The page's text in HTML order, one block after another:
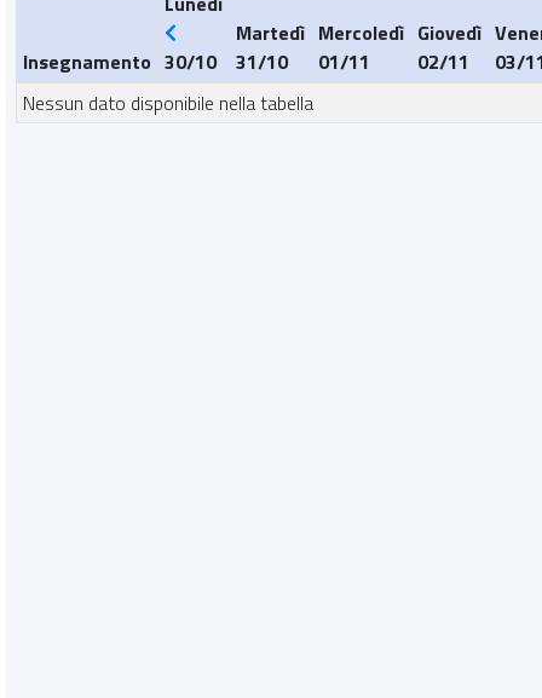
Insegnamento 30/10
Martedì
31/10
Mercoledì
01/11
Giovedì
02/11
03/
Nessun dato disponibile nella tabella